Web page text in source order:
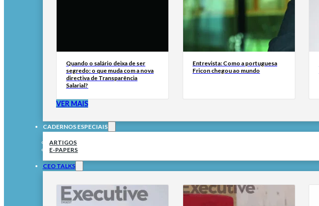
Quando o salário deixa de ser
segredo: o que muda com a nova
directiva de Transparência
Salarial?
Entrevista: Como a portuguesa
Fricon chegou ao mundo
VER MAIS
CADERNOS ESPECIAIS
ARTIGOS
E-PAPERS
CEO TALKS